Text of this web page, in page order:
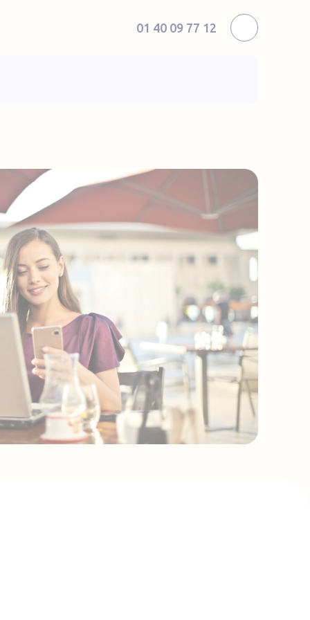
01 40 09 77 12